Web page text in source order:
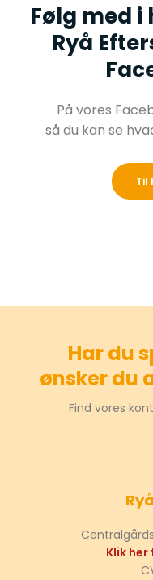
Følg med i
Ryå
​På vores
​så du kan se
​Til
Har du
​ønsker du
Find vores
Klik